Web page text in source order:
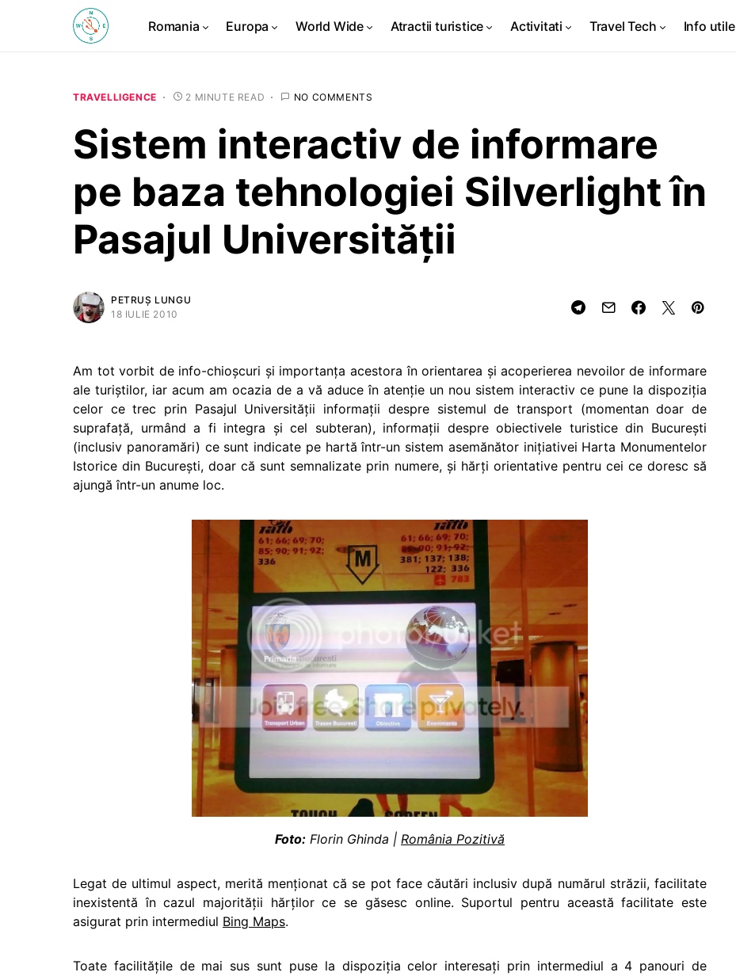
Romania Europa World Wide Atractii turistice Activitati Travel Tech Info utile
TRAVELLIGENCE 2 MINUTE READ NO COMMENTS
Sistem interactiv de informare
pe baza tehnologiei Silverlight în
Pasajul Universităţii
PETRUȘ LUNGU
18 IULIE 2010
Am tot vorbit de info-chioşcuri şi importanţa acestora în orientarea şi acoperierea nevoilor de informare
ale turiştilor, iar acum am ocazia de a vă aduce în atenţie un nou sistem interactiv ce pune la dispoziţia
celor ce trec prin Pasajul Universităţii informaţii despre sistemul de transport (momentan doar de
suprafaţă, urmând a fi integra şi cel subteran), informaţii despre obiectivele turistice din Bucureşti
(inclusiv panoramări) ce sunt indicate pe hartă într-un sistem asemănător iniţiativei Harta Monumentelor
Istorice din Bucureşti, doar că sunt semnalizate prin numere, şi hărţi orientative pentru cei ce doresc să
ajungă într-un anume loc.
Foto: Florin Ghinda | România Pozitivă
Legat de ultimul aspect, merită menţionat că se pot face căutări inclusiv după numărul străzii, facilitate
inexistentă în cazul majorităţii hărţilor ce se găsesc online. Suportul pentru această facilitate este
asigurat prin intermediul Bing Maps.
Toate facilităţile de mai sus sunt puse la dispoziţia celor interesaţi prin intermediul a 4 panouri de